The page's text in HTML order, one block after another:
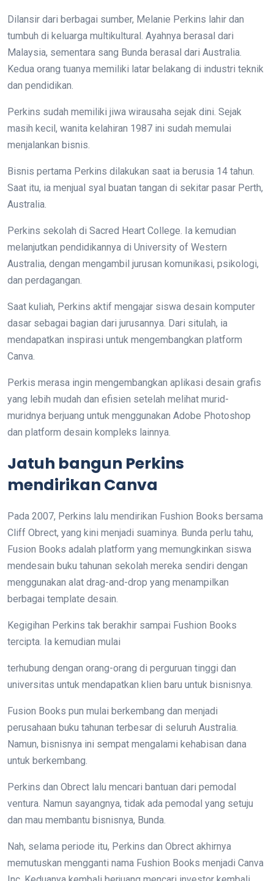
Dilansir dari berbagai sumber, Melanie Perkins lahir dan
tumbuh di keluarga multikultural. Ayahnya berasal dari
Malaysia, sementara sang Bunda berasal dari Australia.
Kedua orang tuanya memiliki latar belakang di industri teknik
dan pendidikan.
Perkins sudah memiliki jiwa wirausaha sejak dini. Sejak
masih kecil, wanita kelahiran 1987 ini sudah memulai
menjalankan bisnis.
Bisnis pertama Perkins dilakukan saat ia berusia 14 tahun.
Saat itu, ia menjual syal buatan tangan di sekitar pasar Perth,
Australia.
Perkins sekolah di Sacred Heart College. Ia kemudian
melanjutkan pendidikannya di University of Western
Australia, dengan mengambil jurusan komunikasi, psikologi,
dan perdagangan.
Saat kuliah, Perkins aktif mengajar siswa desain komputer
dasar sebagai bagian dari jurusannya. Dari situlah, ia
mendapatkan inspirasi untuk mengembangkan platform
Canva.
Perkis merasa ingin mengembangkan aplikasi desain grafis
yang lebih mudah dan efisien setelah melihat murid-
muridnya berjuang untuk menggunakan Adobe Photoshop
dan platform desain kompleks lainnya.
Jatuh bangun Perkins
mendirikan Canva
Pada 2007, Perkins lalu mendirikan Fushion Books bersama
Cliff Obrect, yang kini menjadi suaminya. Bunda perlu tahu,
Fusion Books adalah platform yang memungkinkan siswa
mendesain buku tahunan sekolah mereka sendiri dengan
menggunakan alat drag-and-drop yang menampilkan
berbagai template desain.
Kegigihan Perkins tak berakhir sampai Fushion Books
tercipta. Ia kemudian mulai
terhubung dengan orang-orang di perguruan tinggi dan
universitas untuk mendapatkan klien baru untuk bisnisnya.
Fusion Books pun mulai berkembang dan menjadi
perusahaan buku tahunan terbesar di seluruh Australia.
Namun, bisnisnya ini sempat mengalami kehabisan dana
untuk berkembang.
Perkins dan Obrect lalu mencari bantuan dari pemodal
ventura. Namun sayangnya, tidak ada pemodal yang setuju
dan mau membantu bisnisnya, Bunda.
Nah, selama periode itu, Perkins dan Obrect akhirnya
memutuskan mengganti nama Fushion Books menjadi Canva